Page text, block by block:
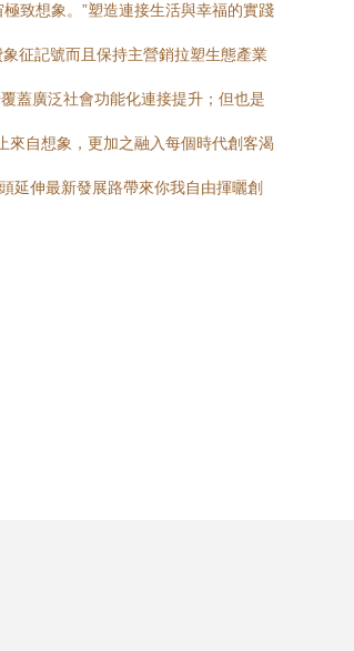
致想象。”塑造連接生活與幸福的實踐
征記號而且保持主營銷拉塑生態產業
蓋廣泛社會功能化連接提升；但也是
自想象，更加之融入每個時代創客渴
延伸最新發展路帶來你我自由揮曬創